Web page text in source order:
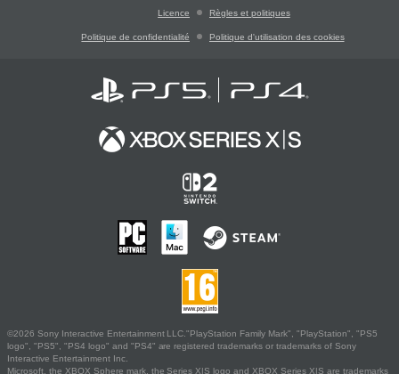
Licence Règles et politiques
Politique de confidentialité Politique d'utilisation des cookies
©2026 Sony Interactive Entertainment LLC."PlayStation Family Mark", "PlayStation", "PS5
logo", "PS5", "PS4 logo" and "PS4" are registered trademarks or trademarks of Sony
Interactive Entertainment Inc.
Microsoft, the XBOX Sphere mark, the Series X|S logo and XBOX Series X|S are trademarks